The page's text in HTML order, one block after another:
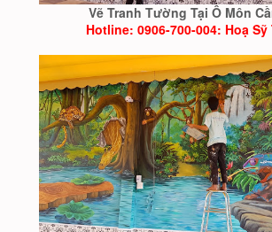
Vẽ Tranh Tường Tại Ô Môn
Hotline: 0906-700-004: Hoạ Sỹ